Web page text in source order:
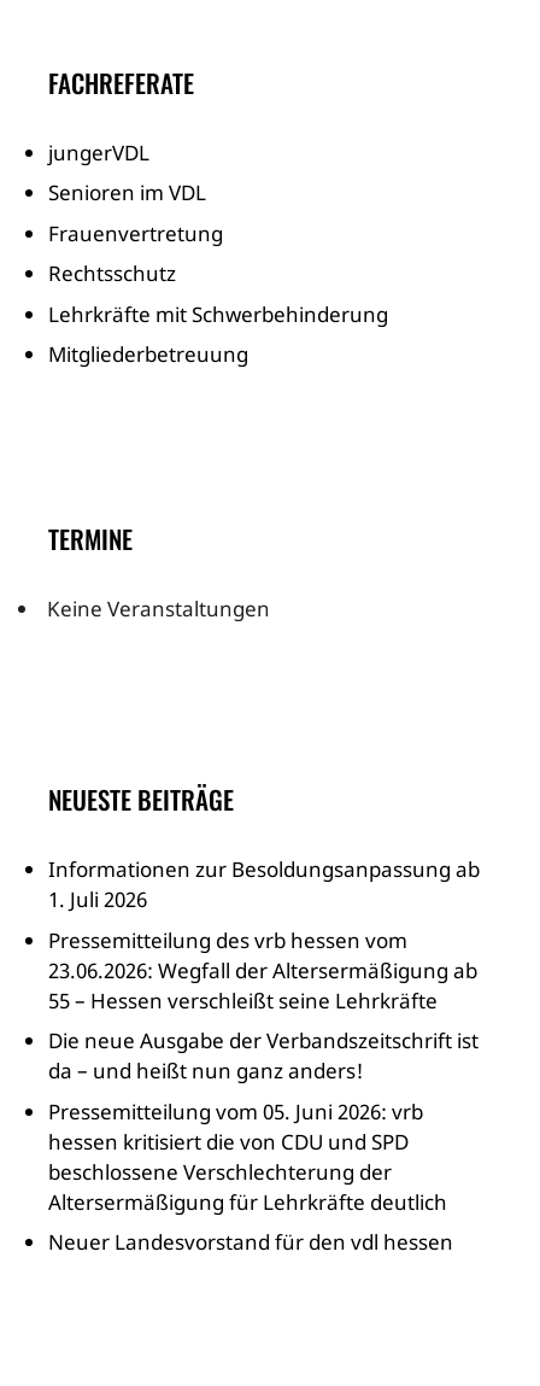
FACHREFERATE
jungerVDL
Senioren im VDL
Frauenvertretung
Rechtsschutz
Lehrkräfte mit Schwerbehinderung
Mitgliederbetreuung
TERMINE
Keine Veranstaltungen
NEUESTE BEITRÄGE
Informationen zur Besoldungsanpassung ab
1. Juli 2026
Pressemitteilung des vrb hessen vom
23.06.2026: Wegfall der Altersermäßigung ab
55 – Hessen verschleißt seine Lehrkräfte
Die neue Ausgabe der Verbandszeitschrift ist
da – und heißt nun ganz anders!
Pressemitteilung vom 05. Juni 2026: vrb
hessen kritisiert die von CDU und SPD
beschlossene Verschlechterung der
Altersermäßigung für Lehrkräfte deutlich
Neuer Landesvorstand für den vdl hessen